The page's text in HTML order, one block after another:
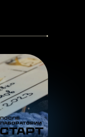
Старт
после
лаборатории